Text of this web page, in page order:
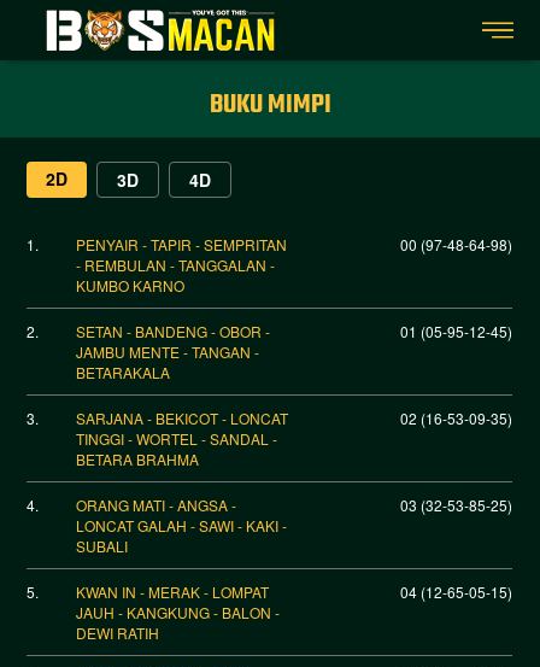
BUKU MIMPI
2D 3D 4D
1.
PENYAIR - TAPIR - SEMPRITAN
- REMBULAN - TANGGALAN -
KUMBO KARNO
00 (97-48-64-98)
2.
SETAN - BANDENG - OBOR -
JAMBU MENTE - TANGAN -
BETARAKALA
01 (05-95-12-45)
3.
SARJANA - BEKICOT - LONCAT
TINGGI - WORTEL - SANDAL -
BETARA BRAHMA
02 (16-53-09-35)
4.
ORANG MATI - ANGSA -
LONCAT GALAH - SAWI - KAKI -
SUBALI
03 (32-53-85-25)
5.
KWAN IN - MERAK - LOMPAT
JAUH - KANGKUNG - BALON -
DEWI RATIH
04 (12-65-05-15)